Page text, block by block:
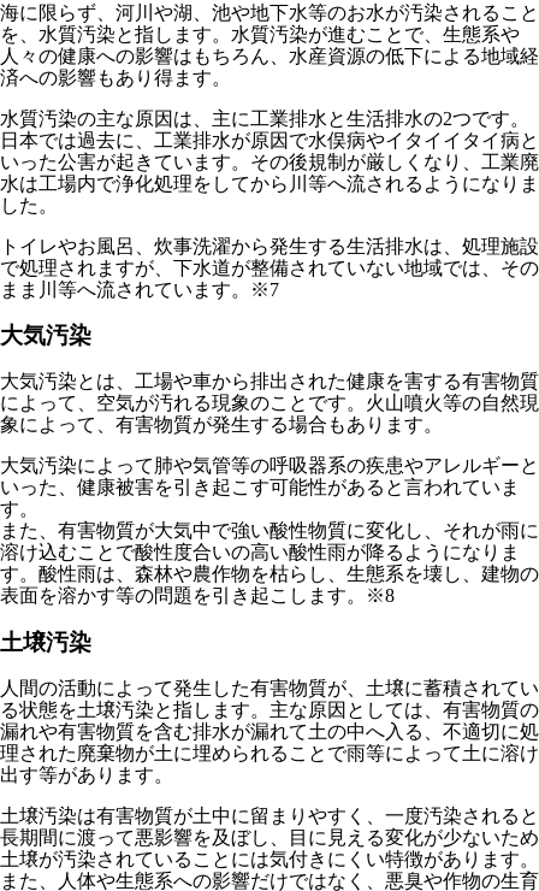
海に限らず、河川や湖、池や地下水等のお水が汚染されること
を、水質汚染と指します。水質汚染が進むことで、生態系や
人々の健康への影響はもちろん、水産資源の低下による地域経
済への影響もあり得ます。
水質汚染の主な原因は、主に工業排水と生活排水の2つです。
日本では過去に、工業排水が原因で水俣病やイタイイタイ病と
いった公害が起きています。その後規制が厳しくなり、工業廃
水は工場内で浄化処理をしてから川等へ流されるようになりま
した。
トイレやお風呂、炊事洗濯から発生する生活排水は、処理施設
で処理されますが、下水道が整備されていない地域では、その
まま川等へ流されています。※7
大気汚染
大気汚染とは、工場や車から排出された健康を害する有害物質
によって、空気が汚れる現象のこと です。火山噴火等の自然現
象によって、有害物質が発生する場合もあります。
大気汚染によって肺や気管等の呼吸器系の疾患やアレルギーと
いった、健康被害を引き起こす可能性があると言われていま
す。
また、有害物質が大気中で強い酸性物質に変化し、それが雨に
溶け込むことで酸性度合いの高い酸性雨が降るようになりま
す。酸性雨は、森林や農作物を枯らし、生態系を壊し、建物の
表面を溶かす等の問題を引き起こします。※8
土壌汚染
人間の活動によって発生した有害物質が、土壌に蓄積されてい
る状態を土壌汚染と指します。主な原因としては、有害物質の
漏れや有害物質を含む排水が漏れて土の中へ入る、不適切に処
理された廃棄物が土に埋められることで雨等によって土に溶け
出す等があります。
土壌汚染は有害物質が土中に留まりやすく、一度汚染されると
長期間に渡って悪影響を及ぼし、目に見える変化が少ないため
土壌が汚染されていることには気付きにくい特徴があります。
また、人体や生態系への影響だけではなく、悪臭や作物の生育